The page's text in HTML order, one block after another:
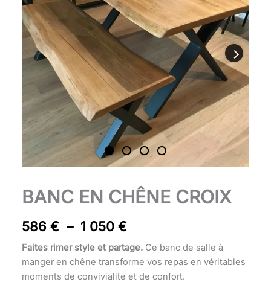
050 €
BANC EN CHÊNE CROIX
586 € – 1 050 €
Plage
586 €
à
Faites rimer style et partage.Ce banc de salle à
manger en chêne transforme vos repas en véritables
moments de convivialité et de confort.
quantité
de
en
Croix